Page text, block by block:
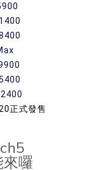
正式發售
來囉